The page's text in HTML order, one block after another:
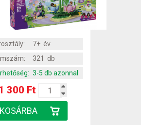
7+ év
321 db
3-5 db azonnal
300 Ft